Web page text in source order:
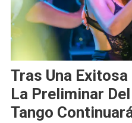
Tras Una
La Preliminar
Tango